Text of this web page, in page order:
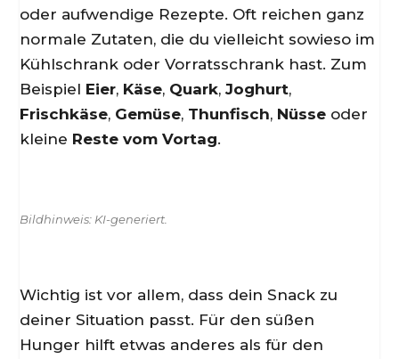
oder aufwendige Rezepte. Oft reichen ganz
normale Zutaten, die du vielleicht sowieso im
Kühlschrank oder Vorratsschrank hast. Zum
Beispiel Eier, Käse, Quark,Joghurt,
Frischkäse, Gemüse, Thunfisch, Nüsse oder
kleine Reste vom Vortag.
Bildhinweis: KI-generiert.
Wichtig ist vor allem, dass dein Snack zu
deiner Situation passt. Für den süßen
Hunger hilft etwas anderes als für den